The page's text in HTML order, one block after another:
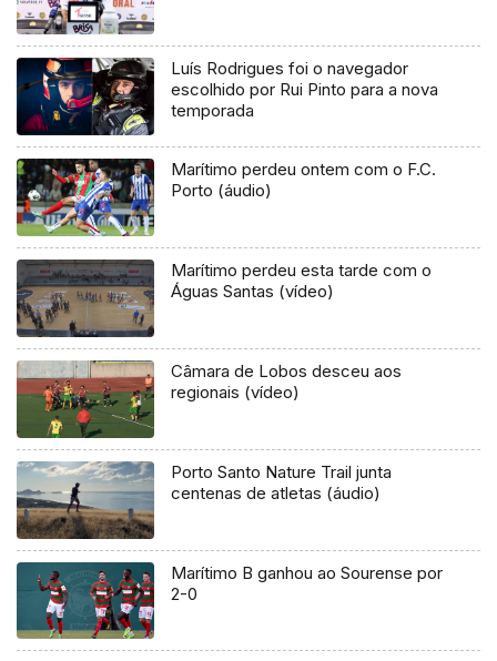
Luís Rodrigues foi o navegador
escolhido por Rui Pinto para a nova
temporada
Marítimo perdeu ontem com o F.C.
Porto (áudio)
Marítimo perdeu esta tarde com o
Águas Santas (vídeo)
Câmara de Lobos desceu aos
regionais (vídeo)
Porto Santo Nature Trail junta
centenas de atletas (áudio)
Marítimo B ganhou ao Sourense por
2-0